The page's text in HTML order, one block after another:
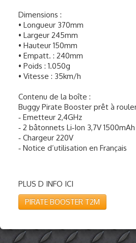
Dimensions :
• Longueur 370mm
• Largeur 245mm
• Hauteur 150mm
• Empatt. : 240mm
• Poids : 1.050g
• Vitesse : 35km/h
Contenu de la boîte :
Buggy Pirate Booster prêt à
‐ Emetteur 2,4GHz
‐ 2 bâtonnets Li‐Ion 3,7V 1500mAh
‐ Chargeur 220V
‐ Notice d’utilisation en Français
PLUS D INFO ICI
PIRATE BOOSTER T2M